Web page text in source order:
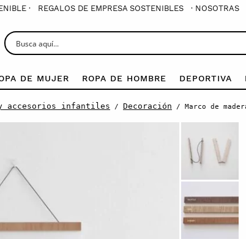
· REGALOS DE EMPRESA SOSTENIBLES · NOSOTRAS
DE MUJER ROPA DE HOMBRE DEPORTIVA
y accesorios infantiles / Decoración / Marco de